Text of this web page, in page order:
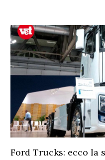
Ford Trucks: ecco la